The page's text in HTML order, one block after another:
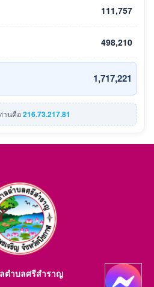
111,757
498,210
1,717,221
านคือ216.73.217.81
ตำบลศรีสำราญ